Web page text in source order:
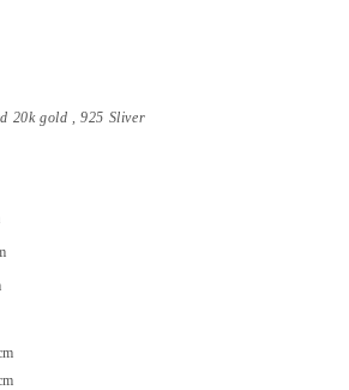
20k gold , 925 Sliver